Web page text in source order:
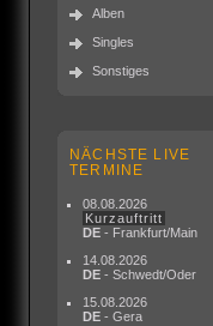
Alben
Singles
Sonstiges
NÄCHSTE LIVE
TERMINE
08.08.2026
Kurzauftritt
DE - Frankfurt/Main
14.08.2026
DE - Schwedt/Oder
15.08.2026
DE - Gera